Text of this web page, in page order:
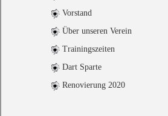
Vorstand
Über unseren Verein
Trainingszeiten
Dart Sparte
Renovierung 2020